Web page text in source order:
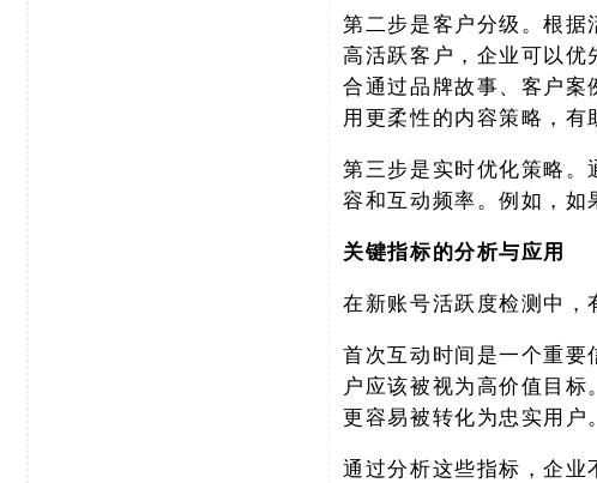
第二步是客户分级。根
高活跃客户，企业可以
合通过品牌故事、客户
用更柔性的内容策略，有
第三步是实时优化策略
容和互动频率。例如，如
关键指标的分析与应用
在新账号活跃度检测中，
首次互动时间是一个重
户应该被视为高价值目
更容易被转化为忠实用户
通过分析这些指标，企